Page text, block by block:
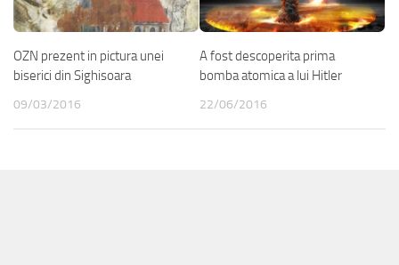
OZN prezent in pictura unei
biserici din Sighisoara
09/03/2016
A fost descoperita prima
bomba atomica a lui Hitler
22/06/2016